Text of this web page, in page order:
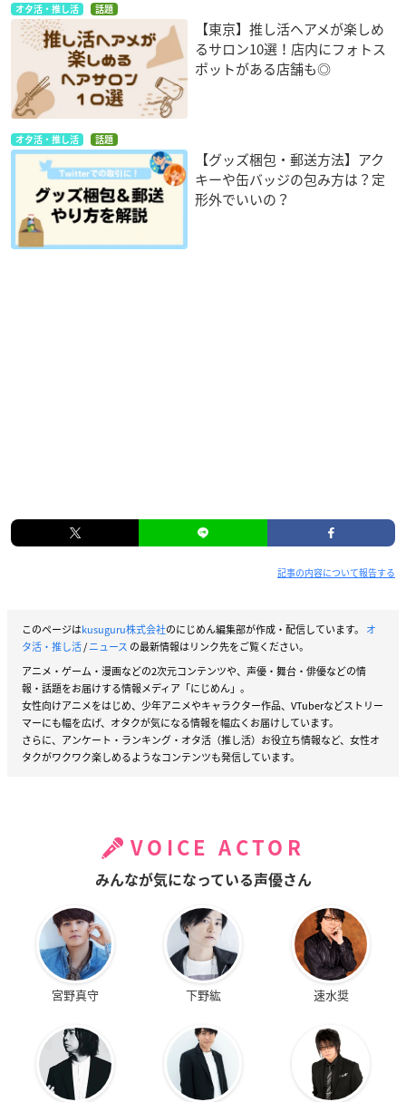
オタ活・推し活 話題
【東京】推し活ヘアメが楽しめ
るサロン10選！店内にフォトス
ポットがある店舗も◎
オタ活・推し活 話題
【グッズ梱包・郵送方法】アク
キーや缶バッジの包み方は？定
形外でいいの？
記事の内容について報告する
このページはkusuguru株式会社のにじめん編集部が作成・配信しています。 オ
タ活・推し活/ニュース の最新情報はリンク先をご覧ください。
アニメ・ゲーム・漫画などの2次元コンテンツや、声優・舞台・俳優などの情
報・話題をお届けする情報メディア「にじめん」。
女性向けアニメをはじめ、少年アニメやキャラクター作品、VTuberなどストリー
マーにも幅を広げ、オタクが気になる情報を幅広くお届けしています。
さらに、アンケート・ランキング・オタ活（推し活）お役立ち情報など、女性オ
タクがワクワク楽しめるようなコンテンツも発信しています。
VOICE ACTOR
みんなが気になっている声優さん
宮野真守 下野紘 速水奨